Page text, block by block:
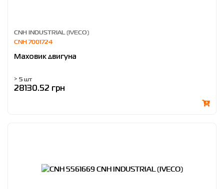
CNH INDUSTRIAL (IVECO)
CNH 7001724
Маховик двигуна
> 5 шт
28130.52 грн